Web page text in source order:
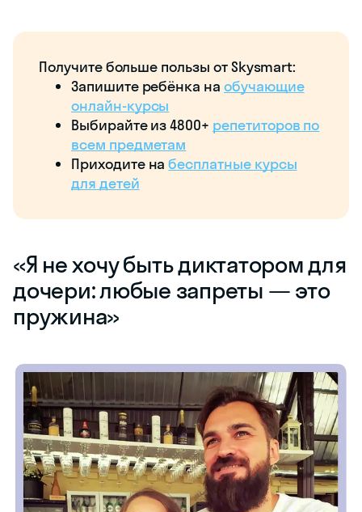
Получите больше пользы от Skysmart:
Запишите ребёнка на обучающие
онлайн-курсы
Выбирайте из 4800+ репетиторов по
всем предметам
Приходите набесплатные курсы
для детей
«Я не хочу быть диктатором для
дочери: любые запреты — это
пружина»